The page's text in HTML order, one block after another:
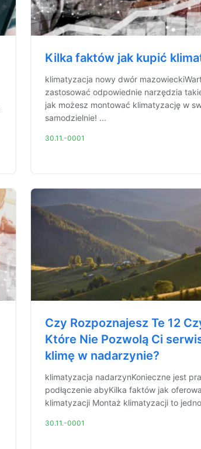
Kilka faktów jak kupić
klimatyzacja nowy dwór
zastosować odpowiednie narzędzia
jak możesz montować klimatyzację w
samodzielnie! ...
30.11.-0001
Czy Rozpoznajesz Te 12
Które Nie Pozwolą Ci
klimę w nadarzynie?
klimatyzacja nadarzynKonieczne jest
podłączenie abyKilka faktów jak
klimatyzacji Montaż klimatyzacji to
30.11.-0001